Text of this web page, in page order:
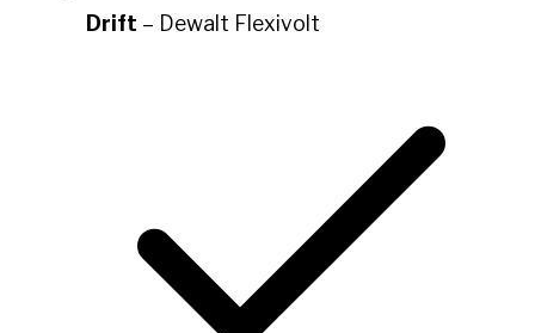
Drift – Dewalt Flexivolt